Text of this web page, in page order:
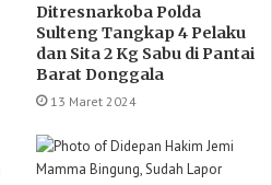
Ditresnarkoba Polda
Sulteng Tangkap 4 Pelaku
dan Sita 2 Kg Sabu di Pantai
Barat Donggala
13 Maret 2024